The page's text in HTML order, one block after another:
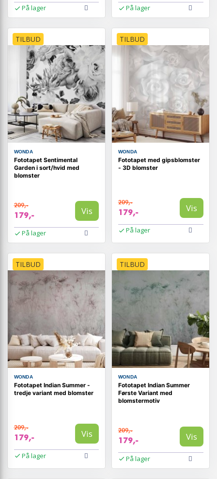
På lager På lager
TILBUD
WONDA
Fototapet Sentimental
Garden i sort/hvid med
blomster
209,-
179,- Vis
På lager
TILBUD
WONDA
Fototapet med gipsblomster
- 3D blomster
209,-
179,- Vis
På lager
TILBUD
WONDA
Fototapet Indian Summer -
tredje variant med blomster
209,-
179,- Vis
På lager
TILBUD
WONDA
Fototapet Indian Summer
Første Variant med
blomstermotiv
209,-
179,- Vis
På lager